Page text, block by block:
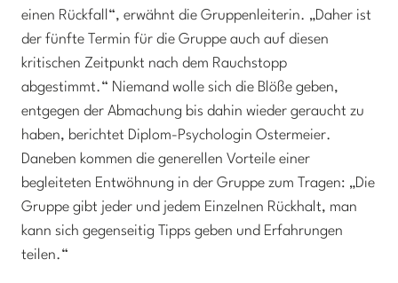
einen Rückfall“, erwähnt die Gruppenleiterin. „Daher ist
der fünfte Termin für die Gruppe auch auf diesen
kritischen Zeitpunkt nach dem Rauchstopp
abgestimmt.“ Niemand wolle sich die Blöße geben,
entgegen der Abmachung bis dahin wieder geraucht zu
haben, berichtet Diplom-Psychologin Ostermeier.
Daneben kommen die generellen Vorteile einer
begleiteten Entwöhnung in der Gruppe zum Tragen: „Die
Gruppe gibt jeder und jedem Einzelnen Rückhalt, man
kann sich gegenseitig Tipps geben und Erfahrungen
teilen.“